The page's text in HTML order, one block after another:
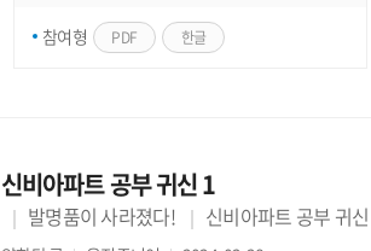
참여형 PDF 한글
신비아파트 공부 귀신 1
발명품이 사라졌다! 신비아파트 공부 귀신